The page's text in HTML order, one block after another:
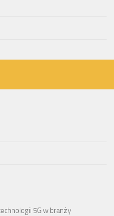
5G w branży